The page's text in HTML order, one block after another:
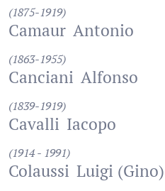
(1875-1919)
Camaur Antonio
(1863-1955)
Canciani Alfonso
(1839-1919)
Cavalli Iacopo
(1914 - 1991)
Colaussi Luigi (Gino)